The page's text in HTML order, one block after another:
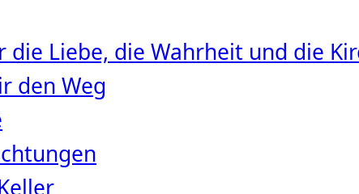
die Liebe, die Wahrheit und die
den Weg